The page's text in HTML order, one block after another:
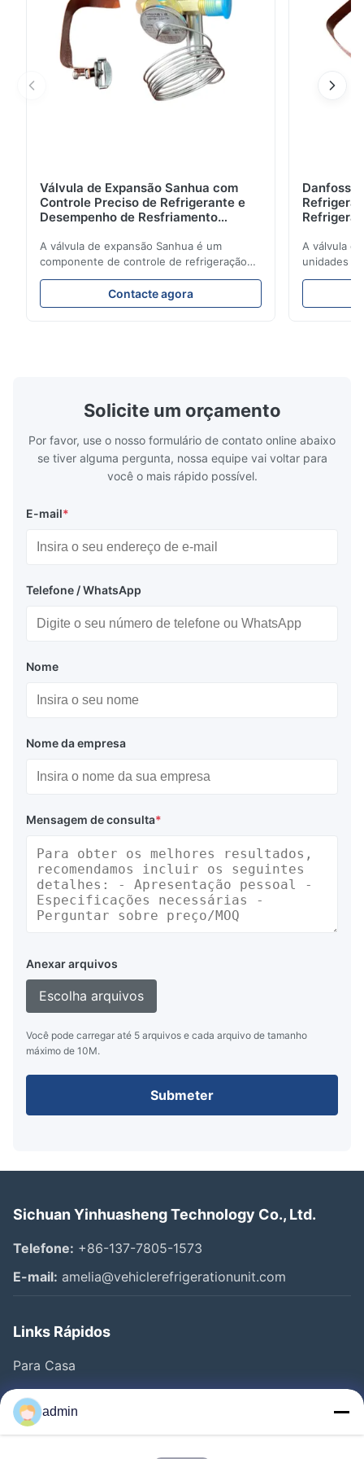
Válvula de Expansão Sanhua com
Controle Preciso de Refrigerante e
Desempenho de Resfriamento
Refrigeração Veicular
A válvula de expansão Sanhua é um
componente de controle de refrigeração
de alto desempenho projetado para
unidades de refrigeração de caminhões,
vans refrigeradas e sistemas de transporte
Contacte agora
Danfoss
A válvula
unidades
regula com
Solicite um orçamento
Por favor, use o nosso formulário de contato online abaixo
se tiver alguma pergunta, nossa equipe vai voltar para
você o mais rápido possível.
E-mail*
Telefone / WhatsApp
Nome
Nome da empresa
Mensagem de consulta*
Anexar arquivos
Escolha arquivos
Você pode carregar até 5 arquivos e cada arquivo de tamanho
máximo de 10M.
Submeter
Sichuan Yinhuasheng Technology Co., Ltd.
Telefone: +86-137-7805-1573
E-mail: amelia@vehiclerefrigerationunit.com
Links Rápidos
Para Casa
Produtos
Vídeos
admin